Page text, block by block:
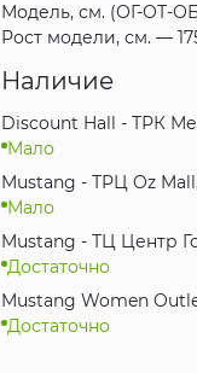
Модель, см. (ОГ-ОТ-
Рост модели, см. —
Наличие
Discount Hall - ТРК
Мало
Mustang - ТРЦ Oz
Мало
Mustang - ТЦ Центр
Достаточно
Mustang Women
Достаточно